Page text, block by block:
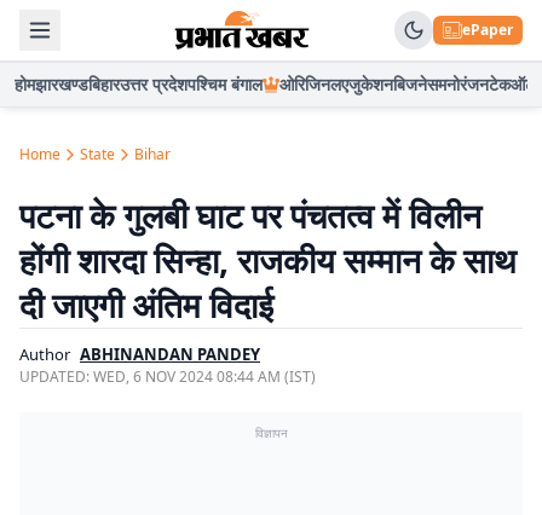
ePaper
होमझारखण्डबिहारउत्तर प्रदेशपश्चिम बंगाल ओरिजिनलएजुकेशनबिजनेसमनोरंजनटेकऑटो
Home State Bihar
पटना के गुलबी घाट पर पंचतत्व में विलीन
होंगी शारदा सिन्हा, राजकीय सम्मान के साथ
दी जाएगी अंतिम विदाई
Author ABHINANDAN PANDEY
UPDATED:WED, 6 NOV 2024 08:44 AM (IST)
विज्ञापन